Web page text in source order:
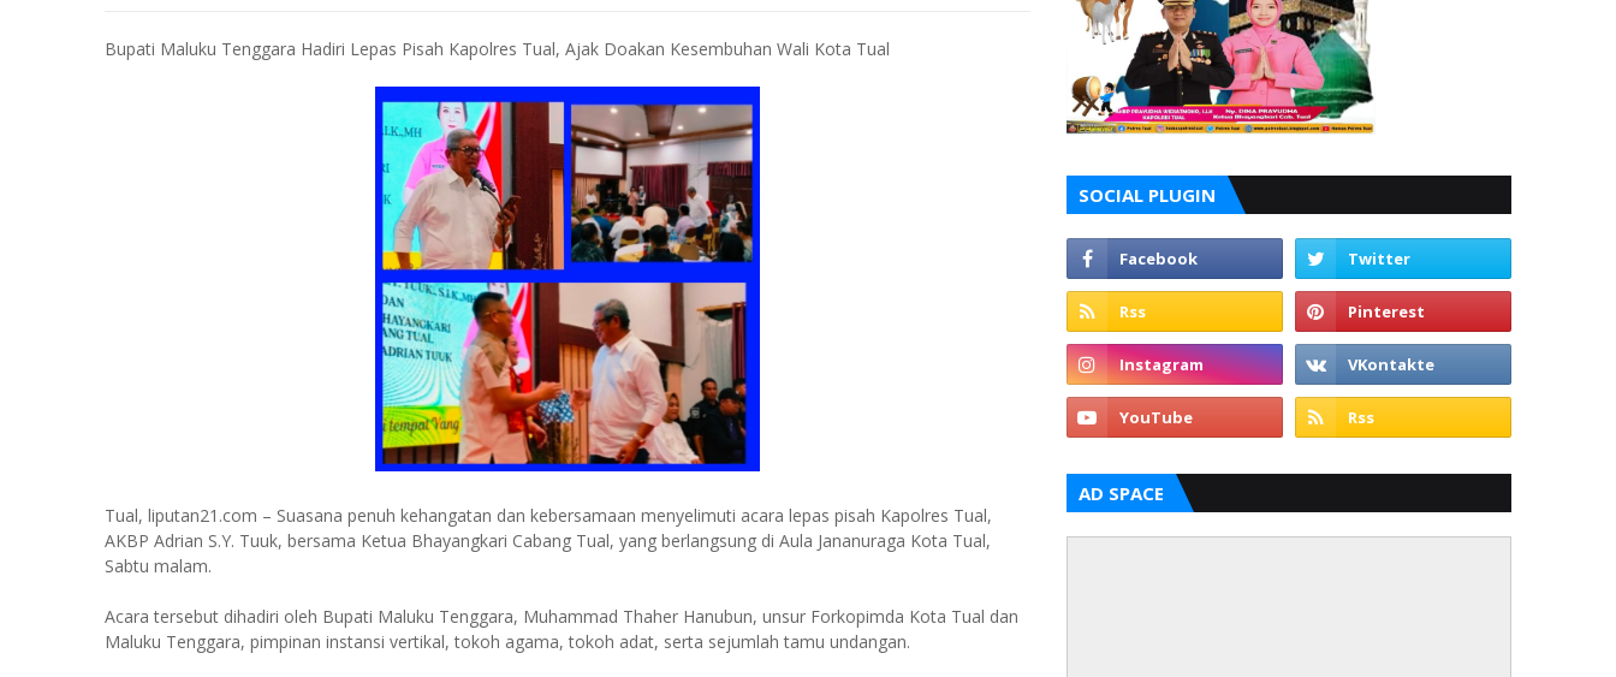
Bupati Maluku Tenggara Hadiri Lepas Pisah Kapolres Tual, Ajak Doakan Kesembuhan Wali Kota Tual
Tual, liputan21.com – Suasana penuh kehangatan dan kebersamaan menyelimuti acara lepas pisah Kapolres Tual,
AKBP Adrian S.Y. Tuuk, bersama Ketua Bhayangkari Cabang Tual, yang berlangsung di Aula Jananuraga Kota Tual,
Sabtu malam.
Acara tersebut dihadiri oleh Bupati Maluku Tenggara, Muhammad Thaher Hanubun, unsur Forkopimda Kota Tual dan
Maluku Tenggara, pimpinan instansi vertikal, tokoh agama, tokoh adat, serta sejumlah tamu undangan.
SOCIAL PLUGIN
AD SPACE